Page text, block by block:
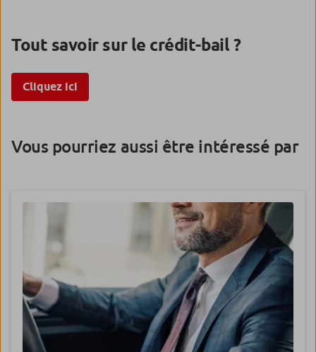
Tout savoir sur le crédit-bail ?
Cliquez ici
Vous pourriez aussi être intéressé par